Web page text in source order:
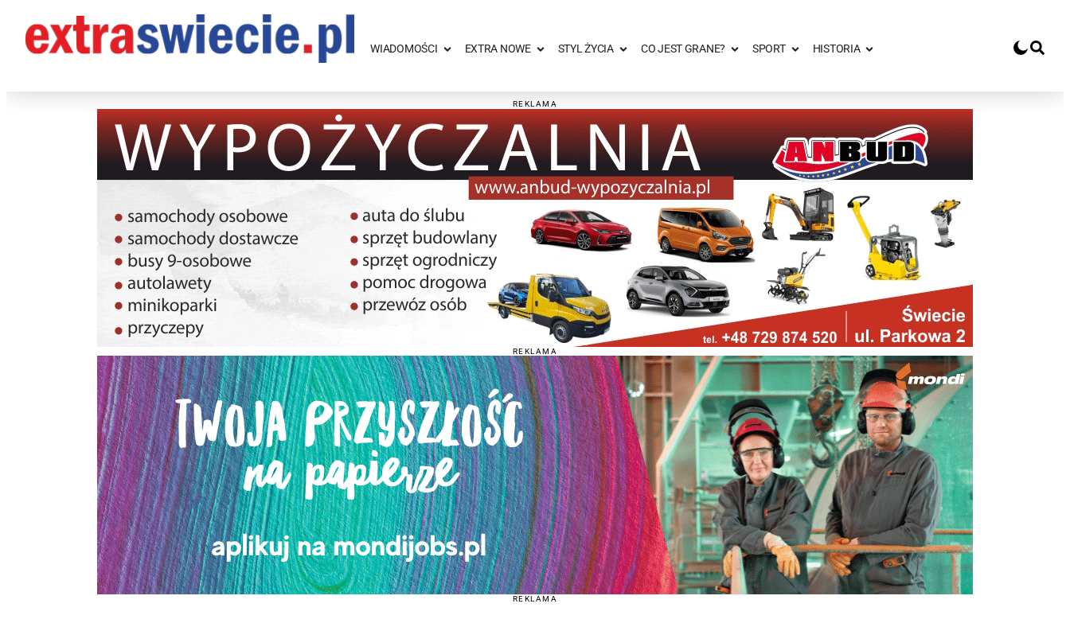
WIADOMOŚCI EXTRA NOWE STYL ŻYCIA CO JEST GRANE? SPORT HISTORIA
REKLAMA
REKLAMA
REKLAMA